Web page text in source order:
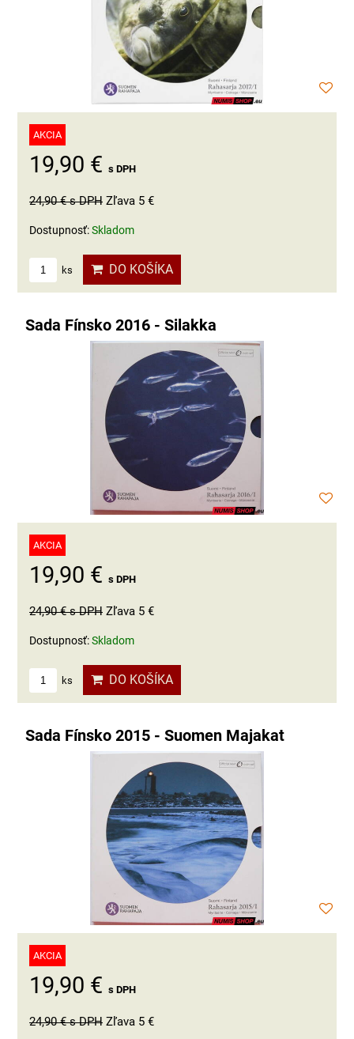
AKCIA
19,90 € s DPH
24,90 €s DPH Zľava 5 €
Dostupnosť:Skladom
ks DO KOŠÍKA
Sada Fínsko 2016 - Silakka
AKCIA
19,90 € s DPH
24,90 €s DPH Zľava 5 €
Dostupnosť:Skladom
ks DO KOŠÍKA
Sada Fínsko 2015 - Suomen Majakat
AKCIA
19,90 € s DPH
24,90 €s DPH Zľava 5 €